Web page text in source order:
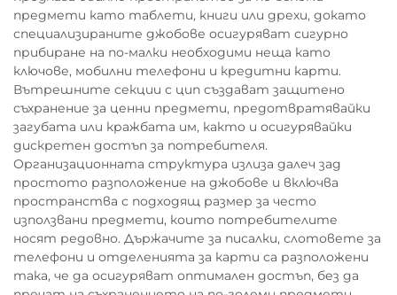
предмети като таблети, книги или дрехи, докато
специализираните джобове осигуряват сигурно
прибиране на по-малки необходими неща като
ключове, мобилни телефони и кредитни карти.
Вътрешните секции с цип създават защитено
съхранение за ценни предмети, предотвратявайки
загубата или кражбата им, както и осигурявайки
дискретен достъп за потребителя.
Организационната структура излиза далеч зад
простото разположение на джобове и включва
пространства с подходящ размер за често
използвани предмети, които потребителите
носят редовно. Държачите за писалки, слотовете за
телефони и отделенията за карти са разположени
така, че да осигуряват оптимален достъп, без да